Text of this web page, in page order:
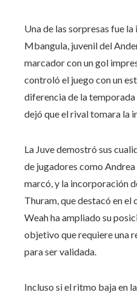
Una de las sorpresas fue
Mbangula, juvenil del
marcador con un gol
controló el juego con un
diferencia de la temporada
dejó que el rival tomara la
La Juve demostró sus
de jugadores como
marcó, y la incorporación
Thuram, que destacó en
Weah ha ampliado su
objetivo que requiere una
para ser validada.
Incluso si el ritmo baja en